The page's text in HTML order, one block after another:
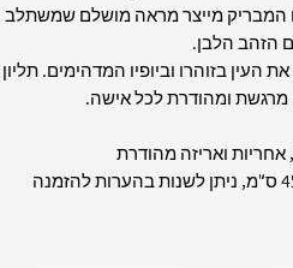
המבריק מייצר מראה מושלם שמשתלב
הזהב הלבן.
העין בזוהרו וביופיו המדהימים. תליון
ומהודרת לכל אישה.
ואריזה מהודרת